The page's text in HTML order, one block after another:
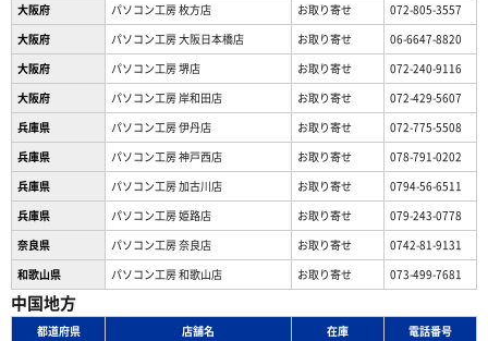
大阪府
パソコン工房 枚方店 お取り寄せ
072-805-3557
大阪府
パソコン工房 大阪日本橋店 お取り寄せ
06-6647-8820
大阪府
パソコン工房 堺店 お取り寄せ
072-240-9116
大阪府
パソコン工房 岸和田店 お取り寄せ
072-429-5607
兵庫県
パソコン工房 伊丹店 お取り寄せ
072-775-5508
兵庫県
パソコン工房 神戸西店 お取り寄せ
078-791-0202
兵庫県
パソコン工房 加古川店 お取り寄せ
0794-56-6511
兵庫県
パソコン工房 姫路店 お取り寄せ
079-243-0778
奈良県
パソコン工房 奈良店 お取り寄せ
0742-81-9131
和歌山県
パソコン工房 和歌山店 お取り寄せ 073-499-7681
中国地方
都道府県 店舗名 在庫
電話番号